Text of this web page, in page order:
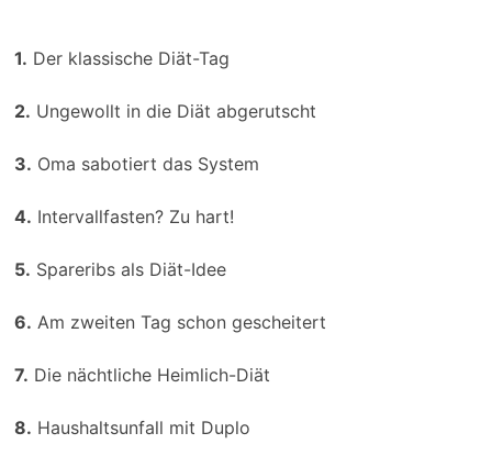
1. Der klassische Diät-Tag
2. Ungewollt in die Diät abgerutscht
3. Oma sabotiert das System
4. Intervallfasten? Zu hart!
5. Spareribs als Diät-Idee
6. Am zweiten Tag schon gescheitert
7. Die nächtliche Heimlich-Diät
8. Haushaltsunfall mit Duplo